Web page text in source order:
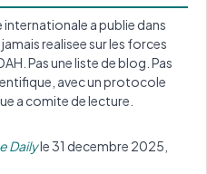
a publie dans
realisee sur les forces
Pas une liste de blog. Pas
avec un protocole
a comite de lecture.
Dailyle 31 decembre 2025,